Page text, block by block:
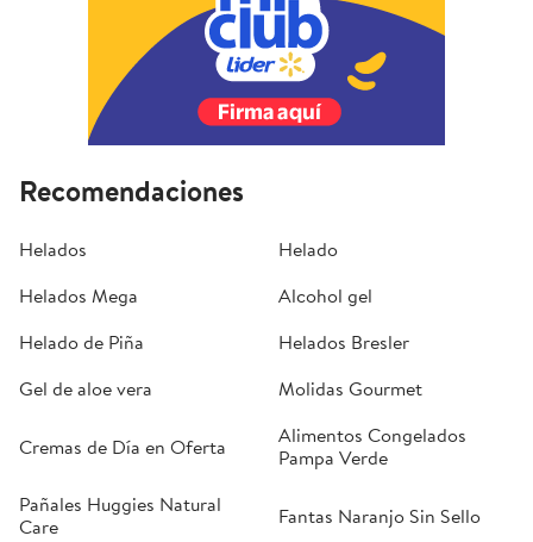
Recomendaciones
Helados
Helado
Helados Mega
Alcohol gel
Helado de Piña
Helados Bresler
Gel de aloe vera
Molidas Gourmet
Cremas de Día en Oferta
Alimentos Congelados
Pampa Verde
Pañales Huggies Natural
Care
Fantas Naranjo Sin Sello